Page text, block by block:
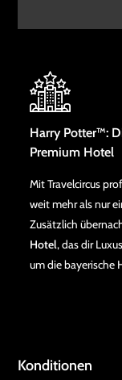
Harry Potter™:
Premium Hotel
Mit Travelcircus
weit mehr als nur
Zusätzlich
Hotel, das dir
um die bayerische
Konditionen